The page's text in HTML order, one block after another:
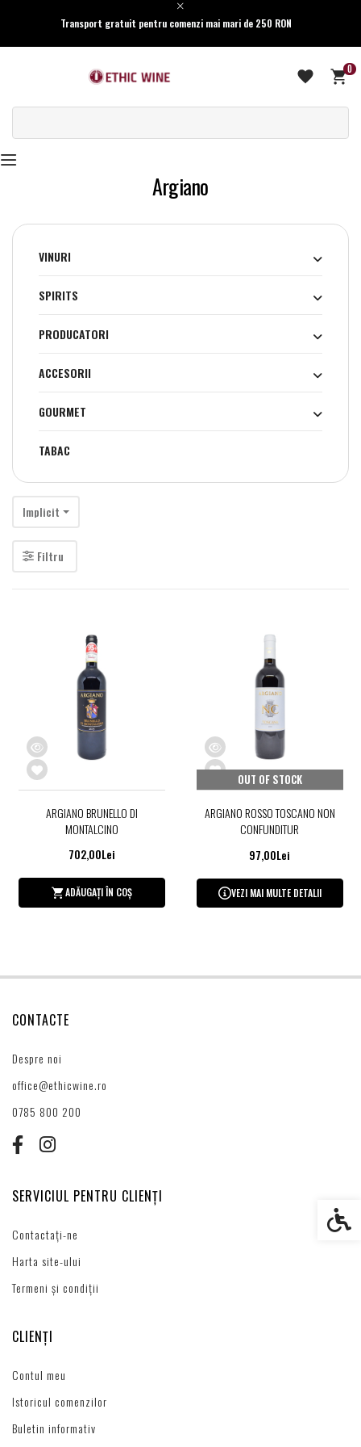
Transport gratuit pentru comenzi mai mari de 250 RON
0
Argiano
VINURI
SPIRITS
PRODUCATORI
ACCESORII
GOURMET
TABAC
Implicit
Filtru
ARGIANO BRUNELLO DI
MONTALCINO
702,00Lei
ADĂUGAȚI ÎN COȘ
OUT OF STOCK
ARGIANO ROSSO TOSCANO NON
CONFUNDITUR
97,00Lei
VEZI MAI MULTE DETALII
CONTACTE
Despre noi
office@ethicwine.ro
0785 800 200
SERVICIUL PENTRU CLIENȚI
Contactați-ne
Harta site-ului
Termeni și condiții
CLIENȚI
Contul meu
Istoricul comenzilor
Buletin informativ
Setări